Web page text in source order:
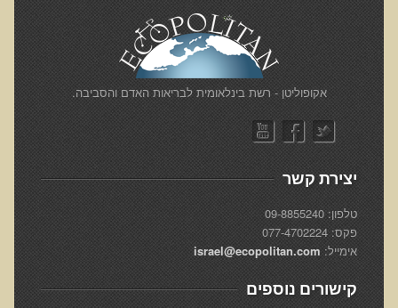
מלנומה
נגע שטוח מחוספס, קראטוזות סולאריות, קרצינומה מסוג BCC
נולדתי עם הנגע
פרוצדורת המוז
קראטוזות סבוראיות
מהו נגע ועל שיטת תל-אורן להורדת נגעי עור
ביופסיה
האם צריך להוריד נגעי עור גם לילדים ותינוקות
סדנאות מעמיקות
Dr. T in 3
​אקופוליטן - רשת בינלאומית לבריאות האדם והסביבה.
יצירת קשר
טלפון: 09-8855240
פקס: 077-4702224
אימייל: israel@ecopolitan.com
קישורים נוספים